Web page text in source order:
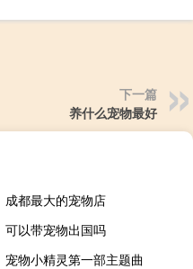
下一篇
养什么宠物最好
成都最大的宠物店
可以带宠物出国吗
宠物小精灵第一部主题曲